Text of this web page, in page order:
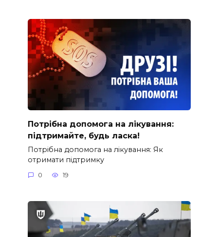
Потрібна допомога на лікування:
підтримайте, будь ласка!
Потрібна допомога на лікування: Як
отримати підтримку
0 19